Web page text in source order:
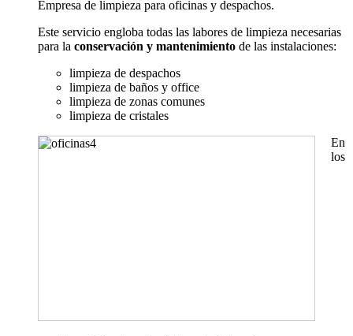
Empresa de limpieza para oficinas y despachos.
Este servicio engloba todas las labores de limpieza necesarias
para la conservación y mantenimiento de las instalaciones:
limpieza de despachos
limpieza de baños y office
limpieza de zonas comunes
limpieza de cristales
En
los